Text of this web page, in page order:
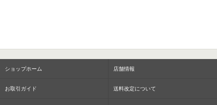
ショップホーム 店舗情報
お取引ガイド 送料改定について